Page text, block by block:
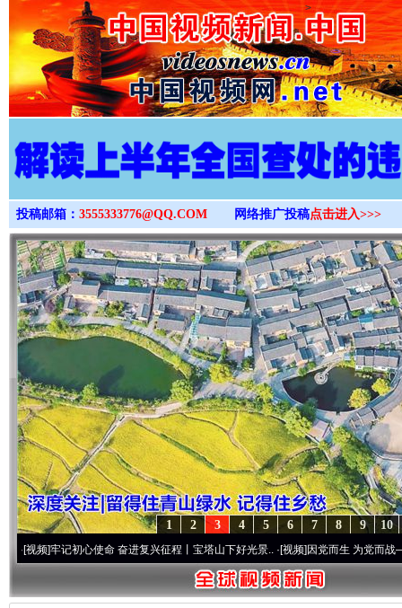
>
投稿邮箱： 3555333776@QQ.COM 网络推广投稿点击进入>>>
10
9
8
7
6
5
4
3
2
1
初心使命 奋进复兴征程丨宝塔山下好光景..·[视频]因党而生 为党而战——百年“纪”